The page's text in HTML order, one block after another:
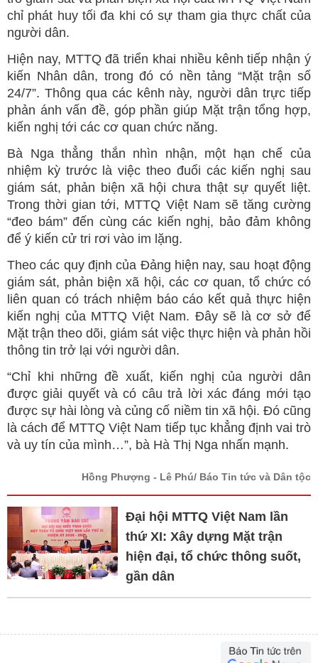
chỉ phát huy tối đa khi có sự tham gia thực chất của
người dân.
Hiện nay, MTTQ đã triển khai nhiều kênh tiếp nhận ý
kiến Nhân dân, trong đó có nền tảng “Mặt trận số
24/7”. Thông qua các kênh này, người dân trực tiếp
phản ánh vấn đề, góp phần giúp Mặt trận tổng hợp,
kiến nghị tới các cơ quan chức năng.
Bà Nga thẳng thắn nhìn nhận, một hạn chế của
nhiệm kỳ trước là việc theo đuổi các kiến nghị sau
giám sát, phản biện xã hội chưa thật sự quyết liệt.
Trong thời gian tới, MTTQ Việt Nam sẽ tăng cường
“đeo bám” đến cùng các kiến nghị, bảo đảm không
để ý kiến cử tri rơi vào im lặng.
Theo các quy định của Đảng hiện nay, sau hoạt động
giám sát, phản biện xã hội, các cơ quan, tổ chức có
liên quan có trách nhiệm báo cáo kết quả thực hiện
kiến nghị của MTTQ Việt Nam. Đây sẽ là cơ sở để
Mặt trận theo dõi, giám sát việc thực hiện và phản hồi
thông tin trở lại với người dân.
“Chỉ khi những đề xuất, kiến nghị của người dân
được giải quyết và có câu trả lời xác đáng mới tạo
được sự hài lòng và củng cố niềm tin xã hội. Đó cũng
là cách để MTTQ Việt Nam tiếp tục khẳng định vai trò
và uy tín của mình…”, bà Hà Thị Nga nhấn mạnh.
Hồng Phượng - Lê Phú/ Báo Tin tức và Dân tộc
Đại hội MTTQ Việt Nam lần
thứ XI: Xây dựng Mặt trận
hiện đại, tổ chức thông suốt,
gần dân